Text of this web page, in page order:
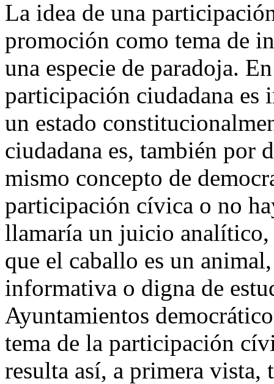
La idea de una
promoción como tema de
una especie de paradoja.
participación ciudadana
un estado
ciudadana es, también por
mismo concepto de
participación cívica o no
llamaría un juicio analítico,
que el caballo es un
informativa o digna de
Ayuntamientos
tema de la participación
resulta así, a primera vista,